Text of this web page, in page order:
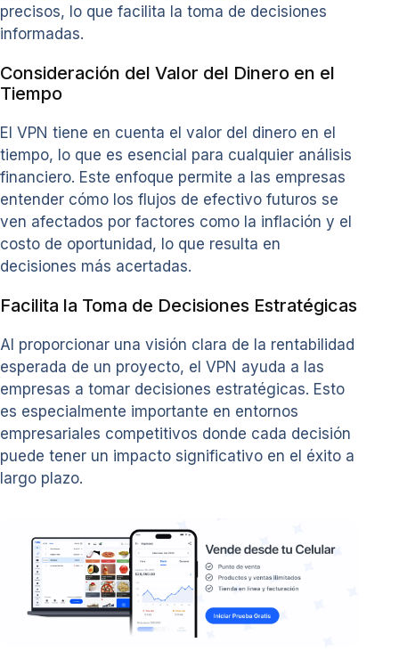
precisos, lo que facilita la toma de decisiones
informadas.
Consideración del Valor del Dinero en el
Tiempo
El VPN tiene en cuenta el valor del dinero en el
tiempo, lo que es esencial para cualquier análisis
financiero. Este enfoque permite a las empresas
entender cómo los flujos de efectivo futuros se
ven afectados por factores como la inflación y el
costo de oportunidad, lo que resulta en
decisiones más acertadas.
Facilita la Toma de Decisiones Estratégicas
Al proporcionar una visión clara de la rentabilidad
esperada de un proyecto, el VPN ayuda a las
empresas a tomar decisiones estratégicas. Esto
es especialmente importante en entornos
empresariales competitivos donde cada decisión
puede tener un impacto significativo en el éxito a
largo plazo.